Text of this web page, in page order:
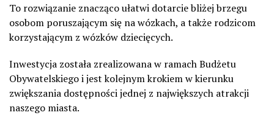
To rozwiązanie znacząco ułatwi dotarcie bliżej brzegu
osobom poruszającym się na wózkach, a także rodzicom
korzystającym z wózków dziecięcych.
Inwestycja została zrealizowana w ramach Budżetu
Obywatelskiego i jest kolejnym krokiem w kierunku
zwiększania dostępności jednej z największych atrakcji
naszego miasta.